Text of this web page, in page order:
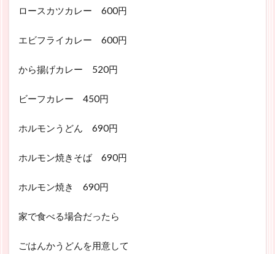
ロースカツカレー 600円
エビフライカレー 600円
から揚げカレー 520円
ビーフカレー 450円
ホルモンうどん 690円
ホルモン焼きそば 690円
ホルモン焼き 690円
家で食べる場合だったら
ごはんかうどんを用意して